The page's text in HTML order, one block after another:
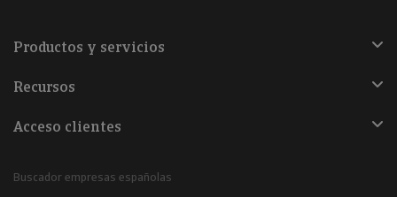
Productos y servicios
Recursos
Acceso clientes
Buscador empresas españolas